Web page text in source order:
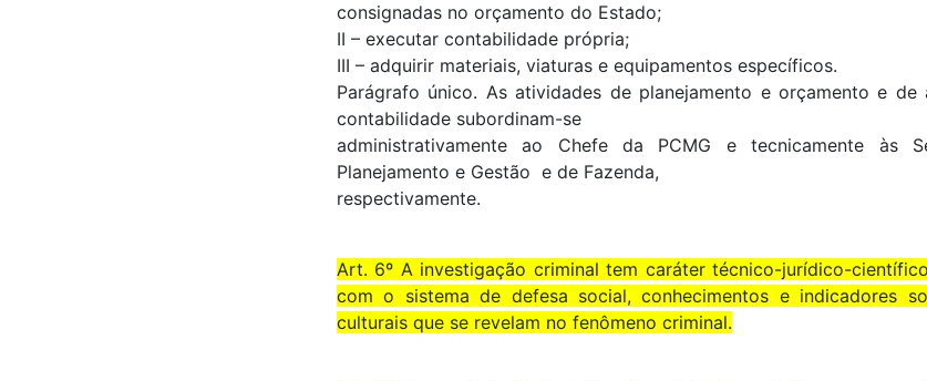
consignadas no orçamento do Estado;
II – executar contabilidade própria;
III – adquirir materiais, viaturas e equipamentos específicos.
Parágrafo único. As atividades de planejamento e orçamento e de
contabilidade subordinam-se
administrativamente ao Chefe da PCMG e tecnicamente às
Planejamento e Gestão e de Fazenda,
respectivamente.
Art. 6º A investigação criminal tem caráter técnico-jurídico-
com o sistema de defesa social, conhecimentos e indicadores
culturais que se revelam no fenômeno criminal.